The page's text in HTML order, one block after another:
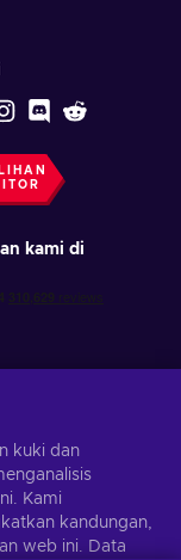
kami di
Langgan
Lawati notis
kuki dan
Kami
kandungan,
web ini. Data